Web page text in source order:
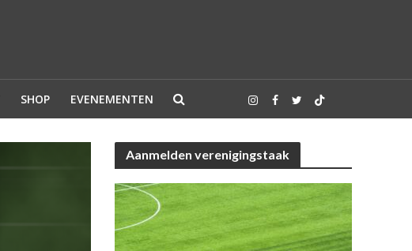
SHOP EVENEMENTEN
Aanmelden verenigingstaak